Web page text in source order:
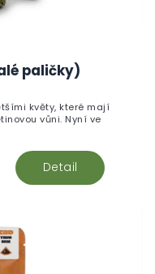
paličky)
Detail
květy, které mají
vůni. Nyní ve